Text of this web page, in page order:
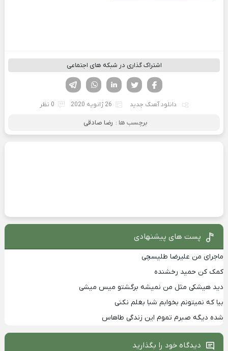
اشتراک گذاری در شبکه های اجتماعی
لینکدین تویتر
فیسوک
دانلود آهنگ جدید 26 ژانویه 2020 0 نظر
برچسب ها : رضا صادقی
پست های پیشنهادی
ماجرای من علیرضا طلیسچی
کمک کن حمید رخشنده
دید هیشکی مثل من نمیشه برگشتو میس میشی
بیا که نمیتونم بخوابم شبا بغلم نکنی
شده دیگه صبرم تموم این زندگی طاهاس
دیدگاه خود را بگذارید